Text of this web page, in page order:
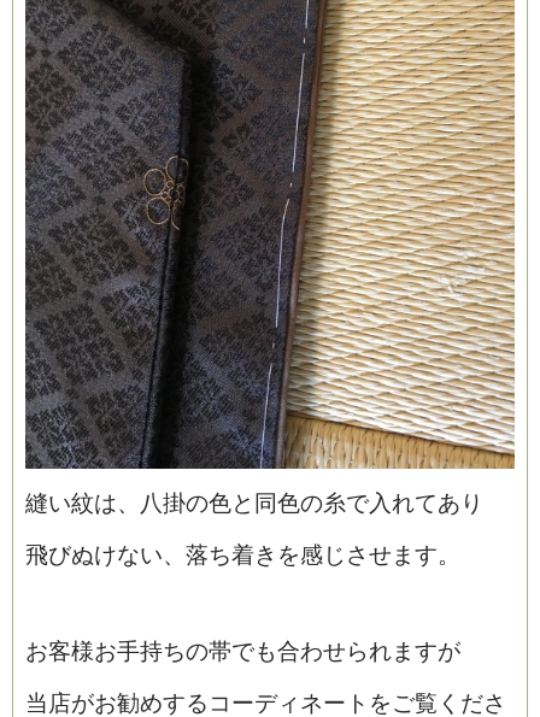
縫い紋は、八掛の色と同色の糸で入れてあり
飛びぬけない、落ち着きを感じさせます。
お客様お手持ちの帯でも合わせられますが
当店がお勧めするコーディネートをご覧くださ